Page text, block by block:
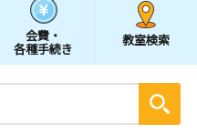
会費・
各種手続き
教室検索